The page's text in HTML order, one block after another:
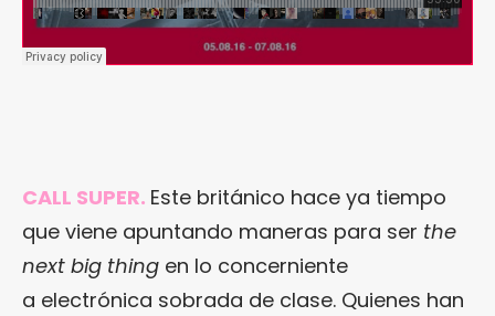
CALL SUPER. Este británico hace ya tiempo
que viene apuntando maneras para ser the
next big thing en lo concerniente
a electrónica sobrada de clase. Quienes han